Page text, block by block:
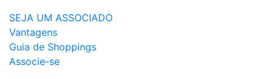
SEJA UM ASSOCIADO
Vantagens
Guia de Shoppings
Associe-se